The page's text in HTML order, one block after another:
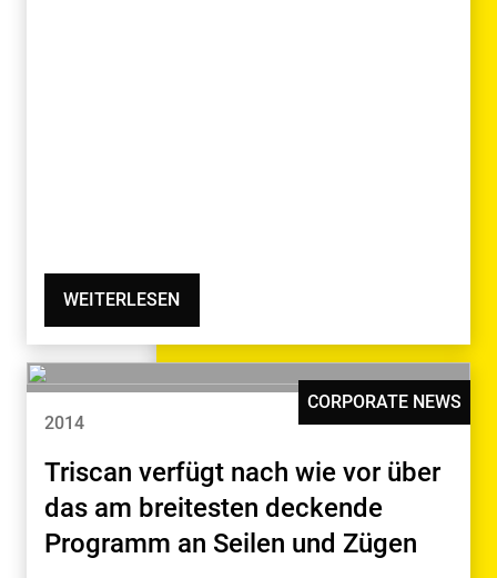
WEITERLESEN
CORPORATE NEWS
2014
Triscan verfügt nach wie vor über
das am breitesten deckende
Programm an Seilen und Zügen